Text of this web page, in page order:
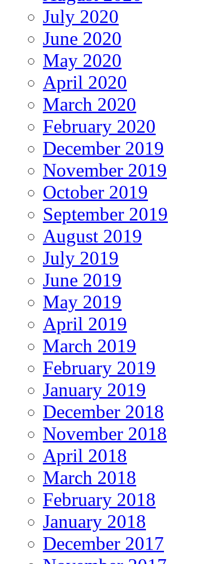
July 2020
June 2020
May 2020
April 2020
March 2020
February 2020
December 2019
November 2019
October 2019
September 2019
August 2019
July 2019
June 2019
May 2019
April 2019
March 2019
February 2019
January 2019
December 2018
November 2018
April 2018
March 2018
February 2018
January 2018
December 2017